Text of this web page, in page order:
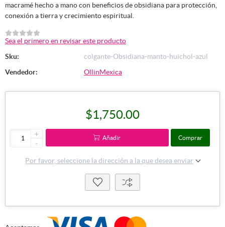
macramé hecho a mano con beneficios de obsidiana para protección,
conexión a tierra y crecimiento espiritual.
Sea el primero en revisar este producto
Sku:
colgante-Obsidiana-manto-huichol-azul
Vendedor:
OllinMexica
$1,750.00
+
-
Añadir Comprar
Por favor, seleccione la dirección a la que desea enviar